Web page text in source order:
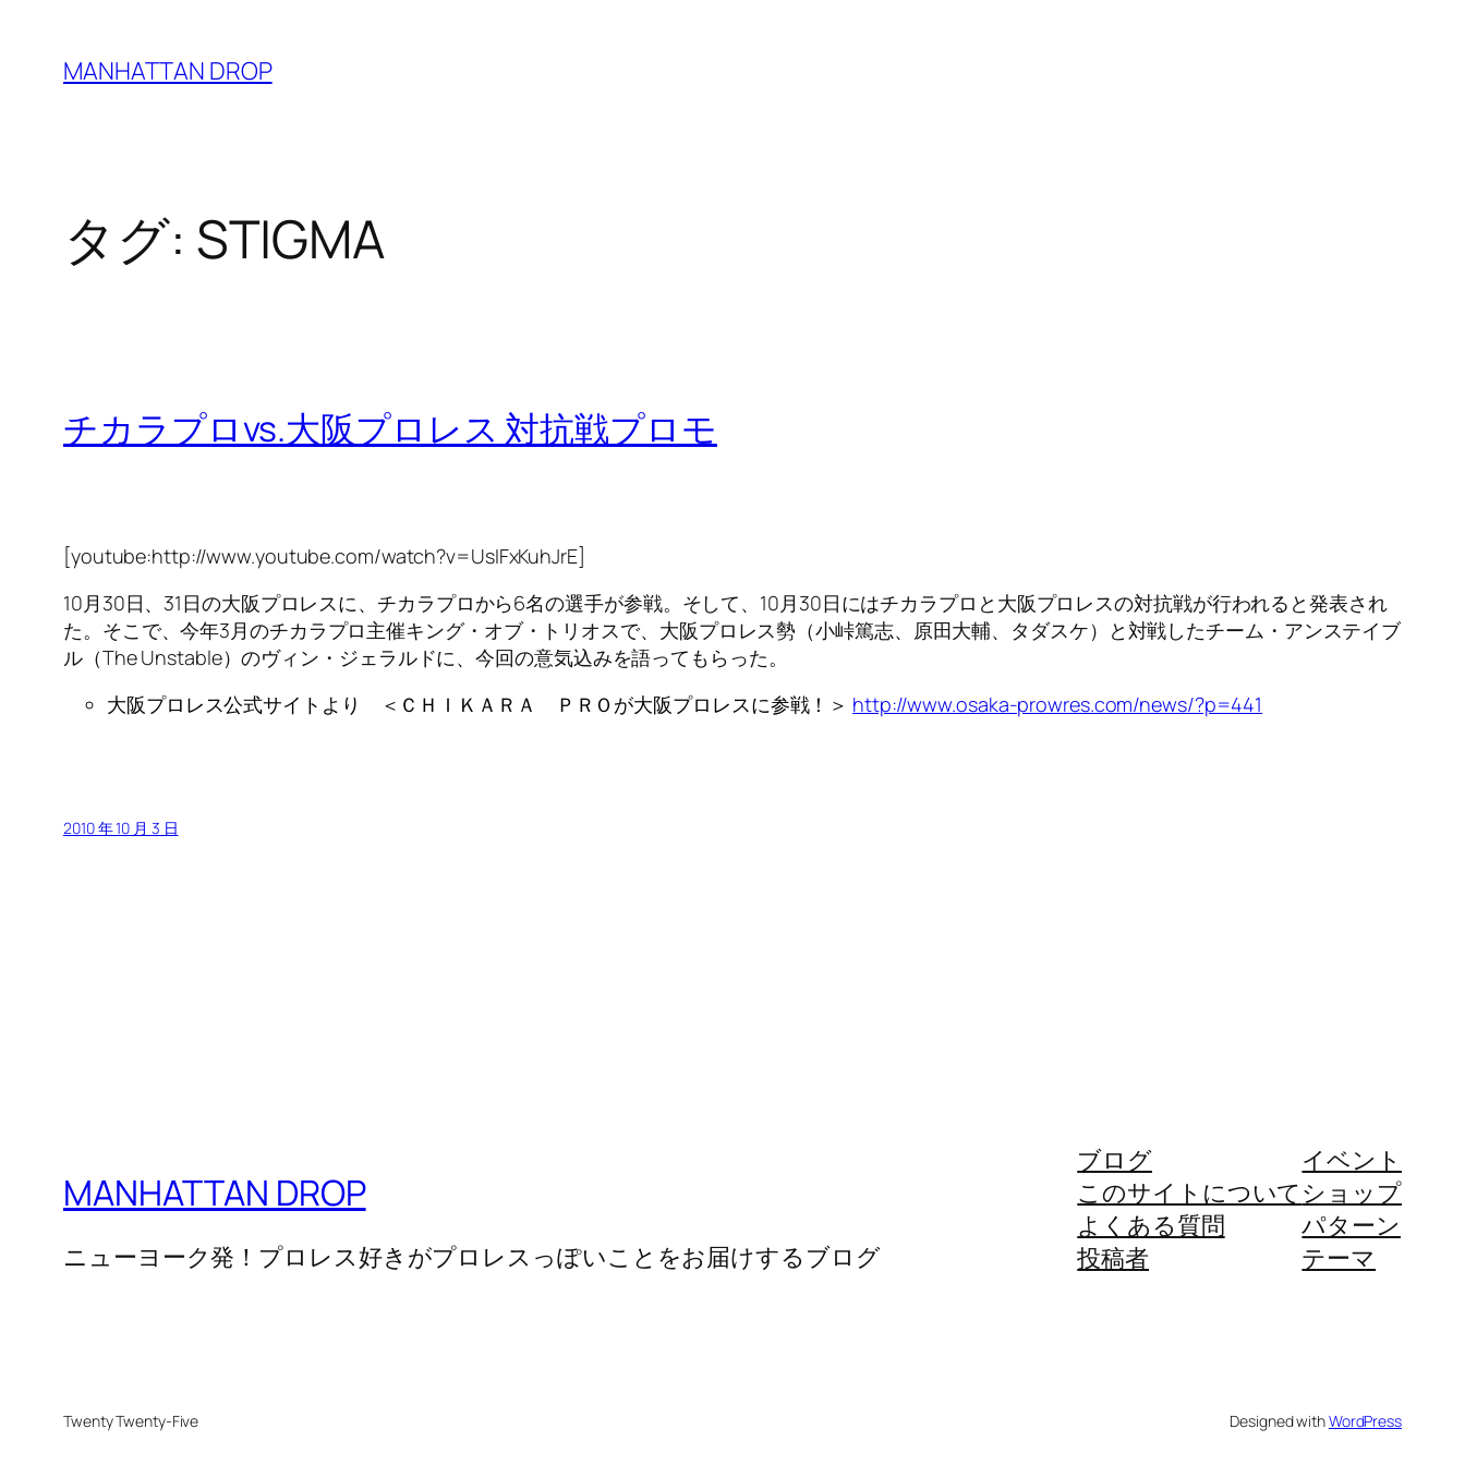
MANHATTAN DROP
タグ: STIGMA
チカラプロvs.大阪プロレス 対抗戦プロモ
[youtube:http://www.youtube.com/watch?v=UsIFxKuhJrE]
10月30日、31日の大阪プロレスに、チカラプロから6名の選手が参戦。そして、10月30日にはチカラプロと大阪プロレスの対抗戦が行われると発表され
た。そこで、今年3月のチカラプロ主催キング・オブ・トリオスで、大阪プロレス勢（小峠篤志、原田大輔、タダスケ）と対戦したチーム・アンステイブ
ル（The Unstable）のヴィン・ジェラルドに、今回の意気込みを語ってもらった。
大阪プロレス公式サイトより ＜ＣＨＩＫＡＲＡ ＰＲＯが大阪プロレスに参戦！＞ http://www.osaka-prowres.com/news/?p=441
2010 年 10 月 3 日
MANHATTAN DROP
ニューヨーク発！プロレス好きがプロレスっぽいことをお届けするブログ
ブログ
このサイトについて
よくある質問
投稿者
イベント
ショップ
パターン
テーマ
Twenty Twenty-Five Designed withWordPress